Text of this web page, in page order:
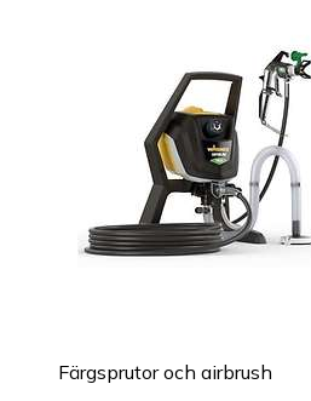
Färgsprutor och airbrush